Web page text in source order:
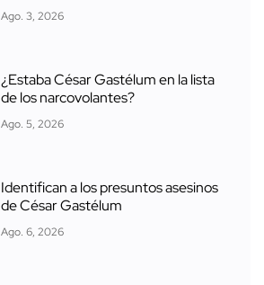
Ago. 3, 2026
¿Estaba César Gastélum en la lista
de los narcovolantes?
Ago. 5, 2026
Identifican a los presuntos asesinos
de César Gastélum
Ago. 6, 2026